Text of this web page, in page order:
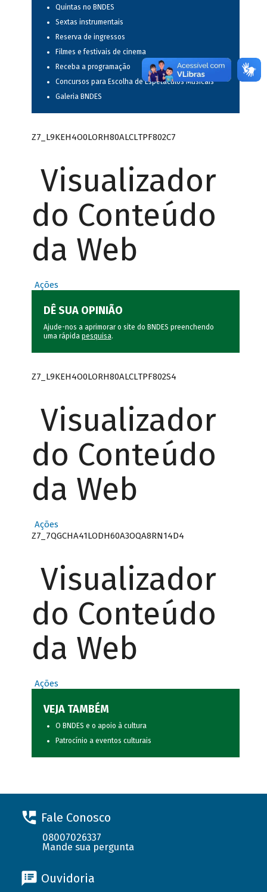
Quintas no BNDES
Sextas instrumentais
Reserva de ingressos
Filmes e festivais de cinema
Receba a programação
Concursos para Escolha de Espetáculos Musicais
Galeria BNDES
Z7_L9KEH4O0LORH80ALCLTPF802C7
Visualizador
do Conteúdo
da Web
Ações
DÊ SUA OPINIÃO
Ajude-nos a aprimorar o site do BNDES preenchendo
uma rápida pesquisa.
Z7_L9KEH4O0LORH80ALCLTPF802S4
Visualizador
do Conteúdo
da Web
Ações
Z7_7QGCHA41LODH60A3OQA8RN14D4
Visualizador
do Conteúdo
da Web
Ações
VEJA TAMBÉM
O BNDES e o apoio à cultura
Patrocínio a eventos culturais
Fale Conosco
08007026337
Mande sua pergunta
Ouvidoria